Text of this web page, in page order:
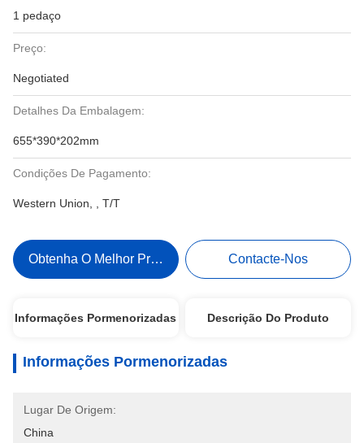
1 pedaço
Preço:
Negotiated
Detalhes Da Embalagem:
655*390*202mm
Condições De Pagamento:
Western Union, , T/T
Obtenha O Melhor Preço Contacte-Nos
Informações Pormenorizadas Descrição Do Produto
Informações Pormenorizadas
Lugar De Origem:
China